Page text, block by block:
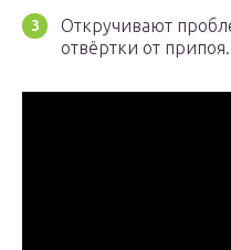
Откручивают
отвёртки от припоя.